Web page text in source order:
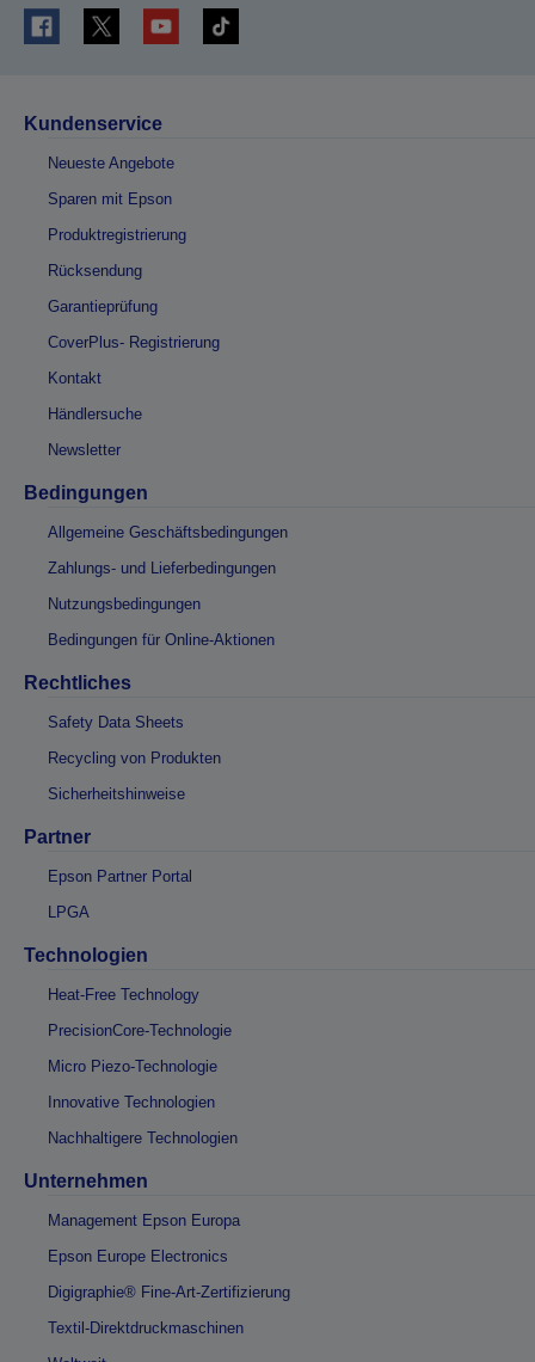
Kundenservice
Neueste Angebote
Sparen mit Epson
Produktregistrierung
Rücksendung
Garantieprüfung
CoverPlus- Registrierung
Kontakt
Händlersuche
Newsletter
Bedingungen
Allgemeine Geschäftsbedingungen
Zahlungs- und Lieferbedingungen
Nutzungsbedingungen
Bedingungen für Online-Aktionen
Rechtliches
Safety Data Sheets
Recycling von Produkten
Sicherheitshinweise
Partner
Epson Partner Portal
LPGA
Technologien
Heat-Free Technology
PrecisionCore-Technologie
Micro Piezo-Technologie
Innovative Technologien
Nachhaltigere Technologien
Unternehmen
Management Epson Europa
Epson Europe Electronics
Digigraphie® Fine-Art-Zertifizierung
Textil-Direktdruckmaschinen